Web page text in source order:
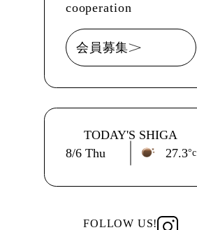
cooperation
会員募集
TODAY'S SHIGA
8/6 Thu 27.3°c
FOLLOW US!